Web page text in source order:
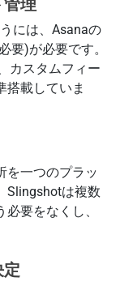
には、Asanaの
要)が必要です。
カスタムフィー
搭載していま
を一つのプラッ
Slingshotは複数
要をなくし、